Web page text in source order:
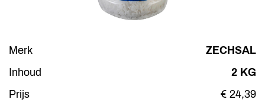
Merk
ZECHSAL
Inhoud
2 KG
Prijs
€ 24,39